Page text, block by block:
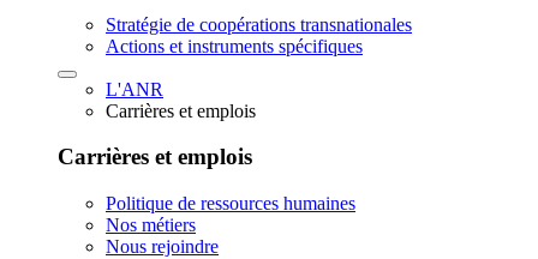
Stratégie de coopérations transnationales
Actions et instruments spécifiques
L'ANR
Carrières et emplois
Carrières et emplois
Politique de ressources humaines
Nos métiers
Nous rejoindre